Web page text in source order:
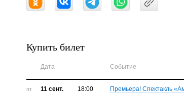
Купить билет
Дата Событие
пт 11 сент. 18:00 Премьера! Спектакль